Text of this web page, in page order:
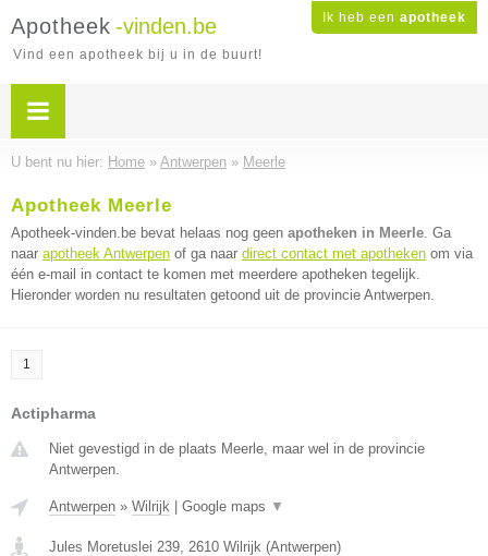
Ik heb een apotheek
Apotheek -vinden.be
Vind een apotheek bij u in de buurt!
U bent nu hier: Home » Antwerpen » Meerle
Apotheek Meerle
Apotheek-vinden.be bevat helaas nog geen apotheken in Meerle. Ga
naar apotheek Antwerpen of ga naar direct contact met apotheken om via
één e-mail in contact te komen met meerdere apotheken tegelijk.
Hieronder worden nu resultaten getoond uit de provincie Antwerpen.
1
Actipharma
Niet gevestigd in de plaats Meerle, maar wel in de provincie
Antwerpen.
Antwerpen » Wilrijk Google maps ▼
Jules Moretuslei 239, 2610 Wilrijk (Antwerpen)